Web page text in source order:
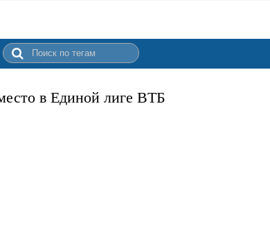
в Единой лиге ВТБ